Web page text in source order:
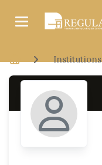
Institutions